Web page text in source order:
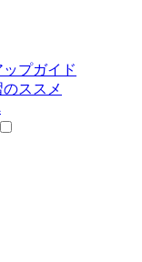
プガイド
ススメ